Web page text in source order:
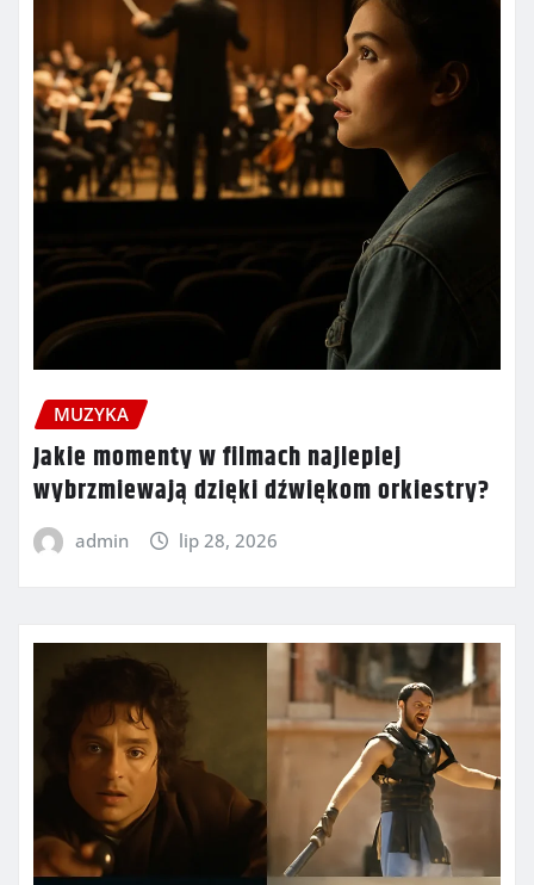
MUZYKA
Jakie momenty w filmach najlepiej
wybrzmiewają dzięki dźwiękom orkiestry?
admin lip 28, 2026